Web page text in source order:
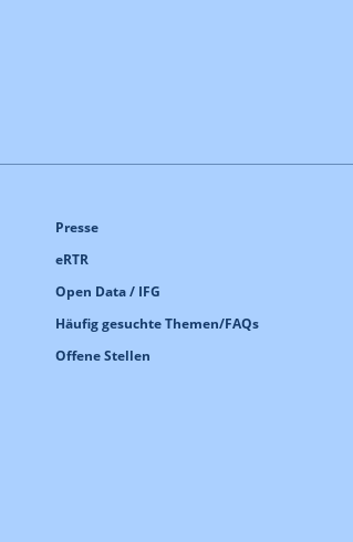
Presse
eRTR
Open Data / IFG
Häufig gesuchte Themen/FAQs
Offene Stellen